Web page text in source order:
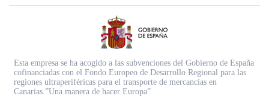
Esta empresa se ha acogido a las subvenciones del Gobierno de España
cofinanciadas con el Fondo Europeo de Desarrollo Regional para las
regiones ultraperiféricas para el transporte de mercancías en
Canarias.”Una manera de hacer Europa”